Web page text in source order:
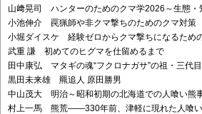
山﨑晃司 ハンターのためのクマ学2026～生態・
小池伸介 罠猟師や非クマ撃ちのためのクマ対策
小堀ダイスケ 経験ゼロからクマ撃ちになるため
武重 謙 初めてのヒグマを仕留めるまで
田中康弘 マタギの魂“フクロナガサ”の祖・三代
黒田未来雄 羆追人 原田勝男
中山茂大 明治～昭和初期の北海道での人喰い熊
村上一馬 熊荒――330年前、津軽に現れた人喰